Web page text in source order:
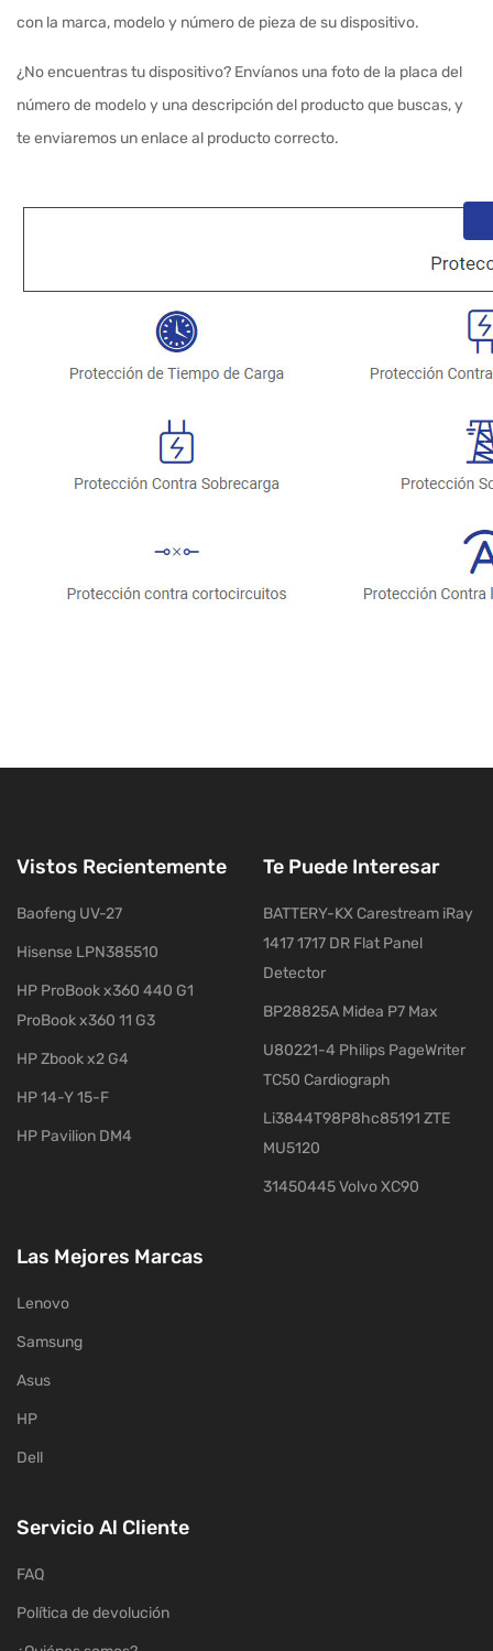
con la marca, modelo y número de pieza de su dispositivo.
¿No encuentras tu dispositivo? Envíanos una foto de la placa del
número de modelo y una descripción del producto que buscas, y
te enviaremos un enlace al producto correcto.
Vistos Recientemente
Baofeng UV-27
Hisense LPN385510
HP ProBook x360 440 G1
ProBook x360 11 G3
HP Zbook x2 G4
HP 14-Y 15-F
HP Pavilion DM4
Te Puede Interesar
BATTERY-KX Carestream iRay
1417 1717 DR Flat Panel
Detector
BP28825A Midea P7 Max
U80221-4 Philips PageWriter
TC50 Cardiograph
Li3844T98P8hc85191 ZTE
MU5120
31450445 Volvo XC90
Las Mejores Marcas
Lenovo
Samsung
Asus
HP
Dell
Servicio Al Cliente
FAQ
Política de devolución